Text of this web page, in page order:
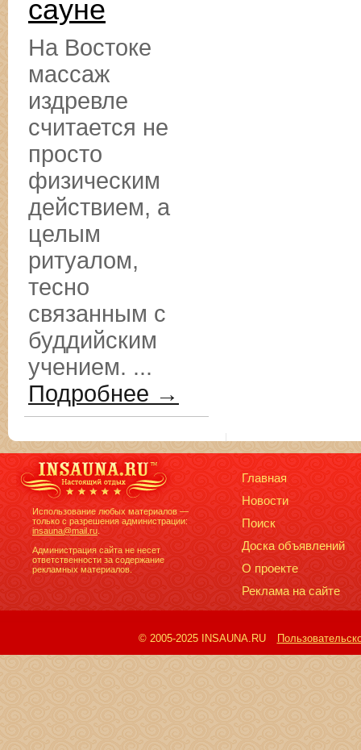
сауне
На Востоке
массаж
издревле
считается не
просто
физическим
действием, а
целым
ритуалом,
тесно
связанным с
буддийским
учением. ...
Подробнее →
Использование любых материалов —
только с разрешения администрации:
insauna@mail.ru
Администрация сайта не несет
ответственности за содержание
рекламных материалов.
Главная
Новости
Поиск
Доска объявлений
О проекте
Реклама на сайте
© 2005-2025 INSAUNA.RU